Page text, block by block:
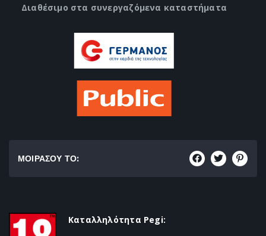
Διαθέσιμο στα συνεργαζόμενα καταστήματα
ΜΟΙΡΑΣΟΥ ΤΟ:
Καταλληλότητα Pegi: